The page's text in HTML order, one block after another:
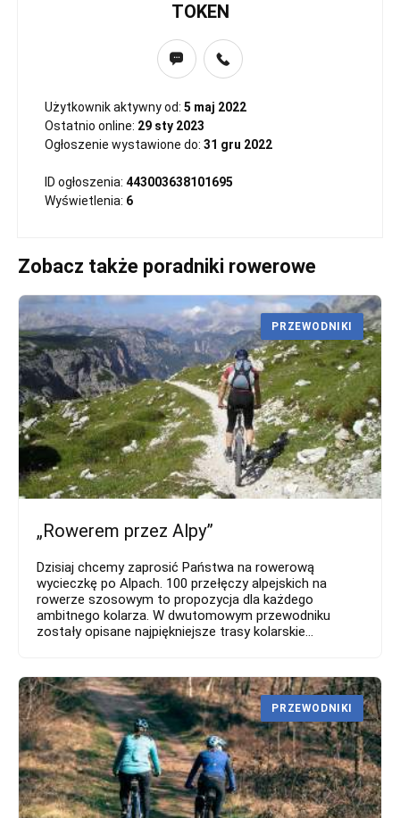
TOKEN
Użytkownik aktywny od: 5 maj 2022
Ostatnio online: 29 sty 2023
Ogłoszenie wystawione do: 31 gru 2022
ID ogłoszenia: 443003638101695
Wyświetlenia: 6
Zobacz także poradniki rowerowe
„Rowerem przez Alpy”
Dzisiaj chcemy zaprosić Państwa na rowerową
wycieczkę po Alpach. 100 przełęczy alpejskich na
rowerze szosowym to propozycja dla każdego
ambitnego kolarza. W dwutomowym przewodniku
zostały opisane najpiękniejsze trasy kolarskie...
PRZEWODNIKI
PRZEWODNIKI